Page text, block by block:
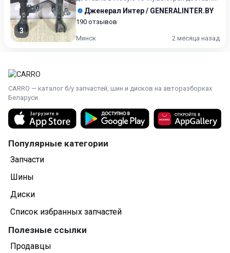
3
в любую точку. Возможно...
Дженерал Интер / GENERALINTER.BY
190 отзывов
Минск 2 месяца назад
CARRO — каталог б/у запчастей, шин и дисков на авторазборках
Беларуси.
Популярные категории
Запчасти
Шины
Диски
Список избранных запчастей
Полезные ссылки
Продавцы